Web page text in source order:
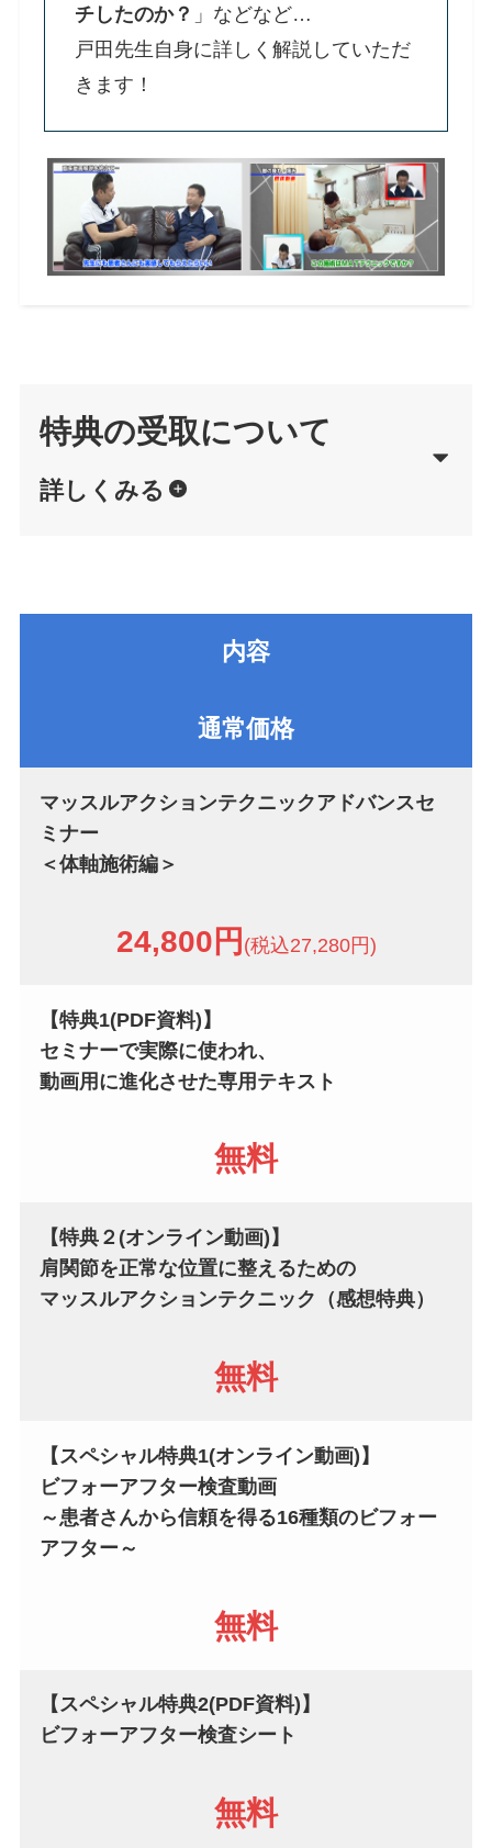
チしたのか？ 」などなど…
戸田先生自身に詳しく解説していただ
きます！
特典の受取について
詳しくみる
内容
通常価格
マッスルアクションテクニックアドバンスセ
ミナー
＜体軸施術編＞
24,800円 (税込27,280円)
【特典1(PDF資料)】
セミナーで実際に使われ、
動画用に進化させた専用テキスト
無料
【特典２(オンライン動画)】
肩関節を正常な位置に整えるための
マッスルアクションテクニック（感想特典）
無料
【スペシャル特典1(オンライン動画)】
ビフォーアフター検査動画
～患者さんから信頼を得る16種類のビフォー
アフター～
無料
【スペシャル特典2(PDF資料)】
ビフォーアフター検査シート
無料